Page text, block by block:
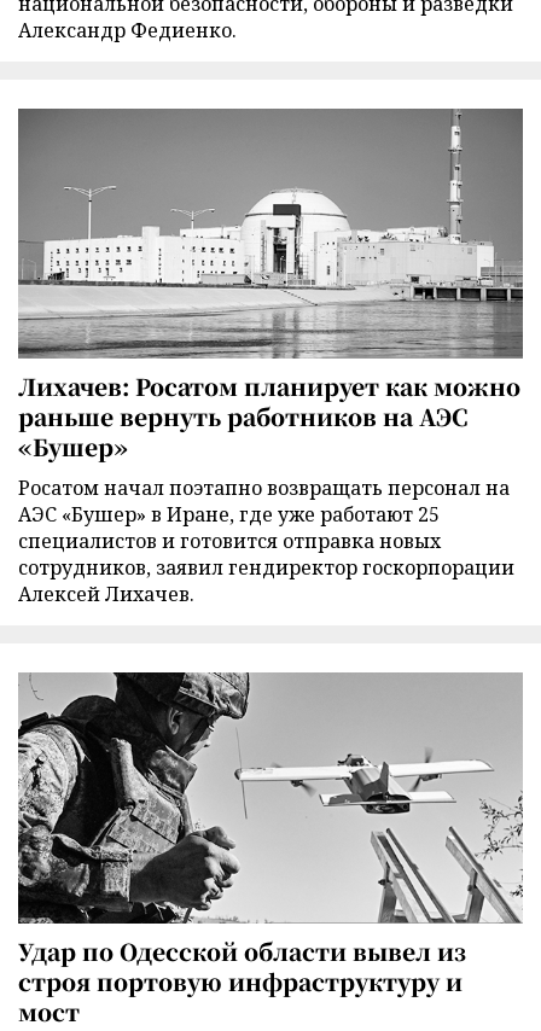
Александр Федиенко.
Лихачев: Росатом планирует как можно
раньше вернуть работников на АЭС
«Бушер»
Росатом начал поэтапно возвращать персонал на
АЭС «Бушер» в Иране, где уже работают 25
специалистов и готовится отправка новых
сотрудников, заявил гендиректор госкорпорации
Алексей Лихачев.
Удар по Одесской области вывел из
строя портовую инфраструктуру и
мост